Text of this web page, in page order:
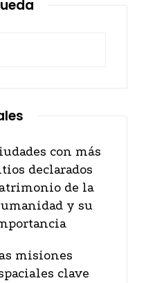
con más
declarados
de la
y su
misiones
clave